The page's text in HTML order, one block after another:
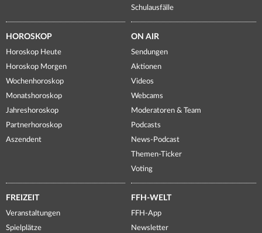
Schulausfälle
HOROSKOP
Horoskop Heute
Horoskop Morgen
Wochenhoroskop
Monatshoroskop
Jahreshoroskop
Partnerhoroskop
Aszendent
ON AIR
Sendungen
Aktionen
Videos
Webcams
Moderatoren & Team
Podcasts
News-Podcast
Themen-Ticker
Voting
FREIZEIT
Veranstaltungen
Spielplätze
FFH-WELT
FFH-App
Newsletter